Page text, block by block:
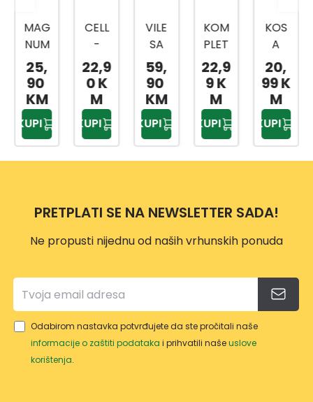
CELL
-
FAST
OŠTR
AČ
ZA
NOŽE
VE,SJ
EKIRE
22,9
0 K
M
KUPI
VILE
SA
TRI
ZUPC
A I
DRŠK
OM
59,
90
KM
KUPI
KOM
PLET
ZA
OŠTR
ENJE
LANC
A
MOT
ORN
VP114
22,9
9 K
M
KUPI
KOS
A
80C
M
20,
99 K
M
KUPI
CELL
-
FAST
SJEKI
RA
U600
ERG
O
64,
99 K
M
KUPI
PRETPLATI SE NA NEWSLETTER SADA!
Ne propusti nijednu od naših vrhunskih ponuda
Odabirom nastavka potvrđujete da ste pročitali naše
informacije o zaštiti podataka i prihvatili našeuslove
korištenja.